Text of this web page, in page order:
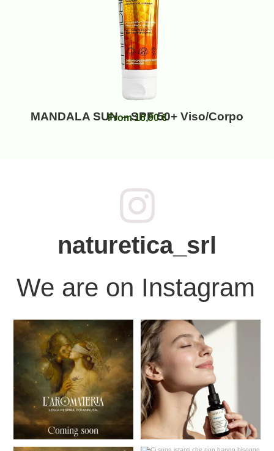
MANDALA SUN – SPF 50+ Viso/Corpo
From 16,90€
naturetica_srl
We are on Instagram
“C`è un momento in cui il mondo
sembra trattenere
15 0
IDRALIS, della nostra nuova
linea NATIVUM, è un
21